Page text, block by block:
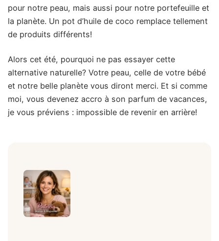
pour notre peau, mais aussi pour notre portefeuille et
la planète. Un pot d’huile de coco remplace tellement
de produits différents!
Alors cet été, pourquoi ne pas essayer cette
alternative naturelle? Votre peau, celle de votre bébé
et notre belle planète vous diront merci. Et si comme
moi, vous devenez accro à son parfum de vacances,
je vous préviens : impossible de revenir en arrière!